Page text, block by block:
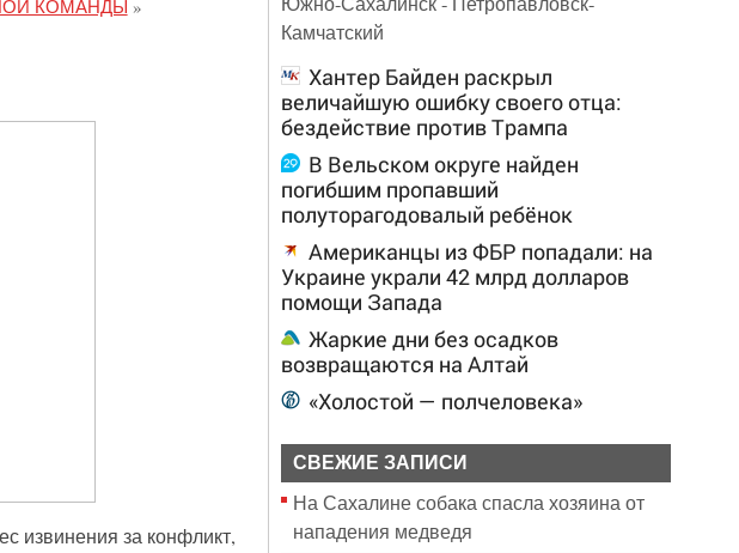
КОМАНДЫ »
извинения за конфликт,
Камчатский
Хантер Байден раскрыл
величайшую ошибку своего отца:
бездействие против Трампа
В Вельском округе найден
погибшим пропавший
полуторагодовалый ребёнок
Американцы из ФБР попадали: на
Украине украли 42 млрд долларов
помощи Запада
Жаркие дни без осадков
возвращаются на Алтай
«Холостой — полчеловека»
СВЕЖИЕ ЗАПИСИ
На Сахалине собака спасла хозяина от
нападения медведя